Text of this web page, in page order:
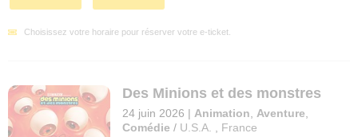
Choisissez votre horaire pour réserver votre e-ticket.
Des Minions et des monstres
24 juin 2026 | Animation Aventure
Comédie / U.S.A.
France